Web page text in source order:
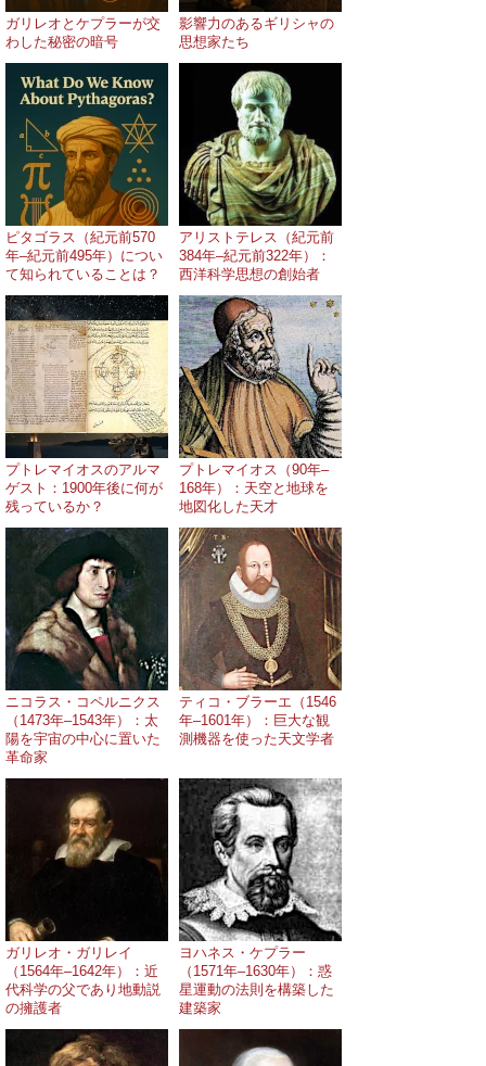
ガリレオとケプラーが交
わした秘密の暗号
影響力のあるギリシャの
思想家たち
ピタゴラス（紀元前570
年–紀元前495年）につい
て知られていることは？
アリストテレス（紀元前
384年–紀元前322年）：
西洋科学思想の創始者
プトレマイオスのアルマ
ゲスト：1900年後に何が
残っているか？
プトレマイオス（90年–
168年）：天空と地球を
地図化した天才
ニコラス・コペルニクス
（1473年–1543年）：太
陽を宇宙の中心に置いた
革命家
ティコ・ブラーエ（1546
年–1601年）：巨大な観
測機器を使った天文学者
ガリレオ・ガリレイ
（1564年–1642年）：近
代科学の父であり地動説
の擁護者
ヨハネス・ケプラー
（1571年–1630年）：惑
星運動の法則を構築した
建築家